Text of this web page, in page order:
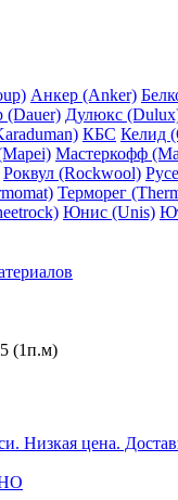
Анкер (Anker)
(Dauer) Дулюкс
КБС Келид
Мастеркофф
Роквул (Rockwool)
Терморег
Юнис (Unis)
(1п.м)
Низкая цена.